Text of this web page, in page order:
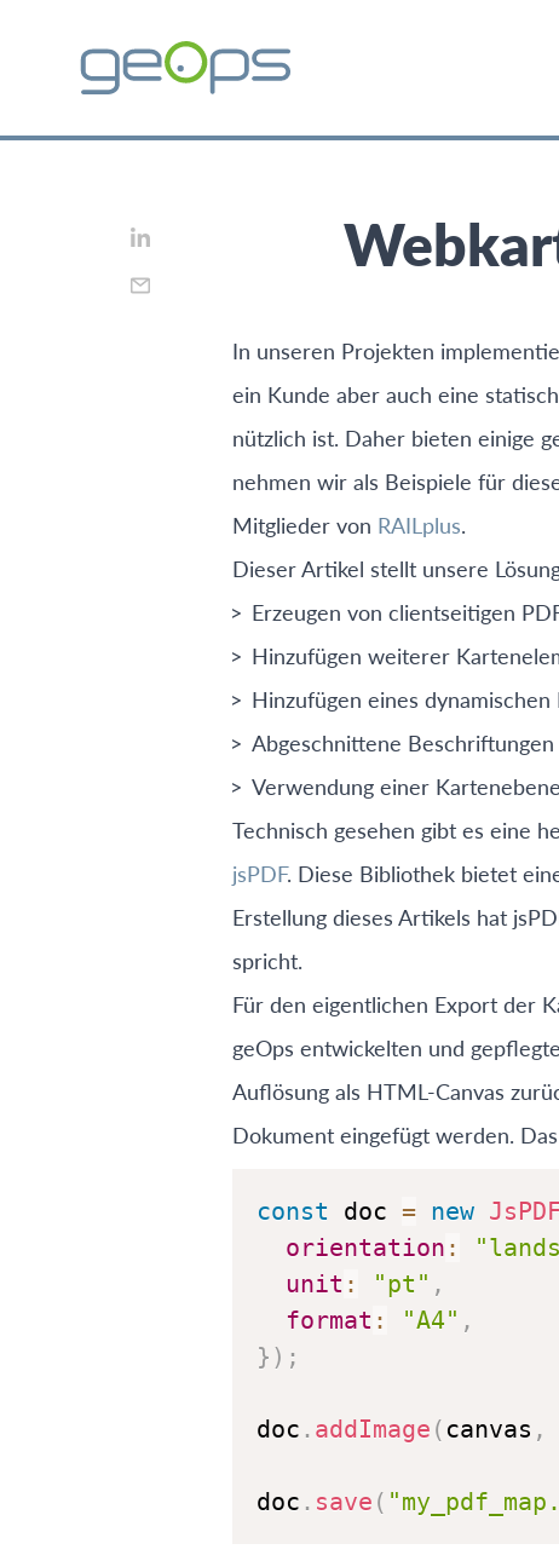
In unseren Projekten
ein Kunde aber auch eine
nützlich ist. Daher bieten einige
nehmen wir als Beispiele für
Mitglieder von RAILplus.
Dieser Artikel stellt unsere
Erzeugen von clientseitigen
Hinzufügen weiterer
Hinzufügen eines
Abgeschnittene
Verwendung einer
Technisch gesehen gibt es eine
jsPDF. Diese Bibliothek bietet
Erstellung dieses Artikels hat
spricht.
Für den eigentlichen Export der
geOps entwickelten und
Auflösung als HTML-Canvas
Dokument eingefügt werden.
const doc = new JsPDF
orientation :
unit : "pt" ,
format : "A4" ,
} ) ;
doc . addImage ( canvas ,
doc . save (